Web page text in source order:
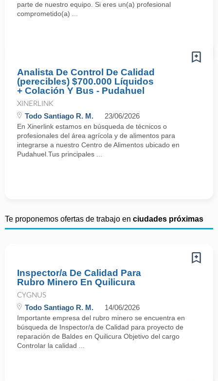
parte de nuestro equipo. Si eres un(a) profesional
comprometido(a) ...
Analista De Control De Calidad
(perecibles) $700.000 Líquidos
+ Colación Y Bus - Pudahuel
XINERLINK
Todo Santiago R. M. 23/06/2026
En Xinerlink estamos en búsqueda de técnicos o
profesionales del área agrícola y de alimentos para
integrarse a nuestro Centro de Alimentos ubicado en
Pudahuel.Tus principales ...
Te proponemos ofertas de trabajo en ciudades próximas
Inspector/a De Calidad Para
Rubro Minero En Quilicura
CYGNUS
Todo Santiago R. M. 14/06/2026
Importante empresa del rubro minero se encuentra en
búsqueda de Inspector/a de Calidad para proyecto de
reparación de Baldes en Quilicura Objetivo del cargo
Controlar la calidad ...